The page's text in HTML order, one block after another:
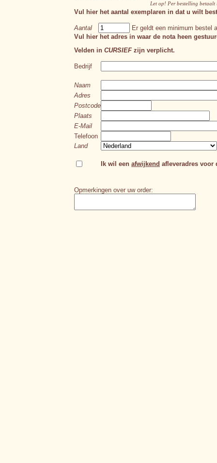
Let op! Per bestelling betaalt
Vul hier het aantal exemplaren in dat u wilt
Aantal
Er geldt een minimum bestel
Vul hier het adres in waar de nota heen
Velden in CURSIEF zijn verplicht.
Bedrijf
Naam
Adres
Postcode
Plaats
E-Mail
Telefoon
Land
Ik wil een afwijkend afleveradres
Opmerkingen over uw order: